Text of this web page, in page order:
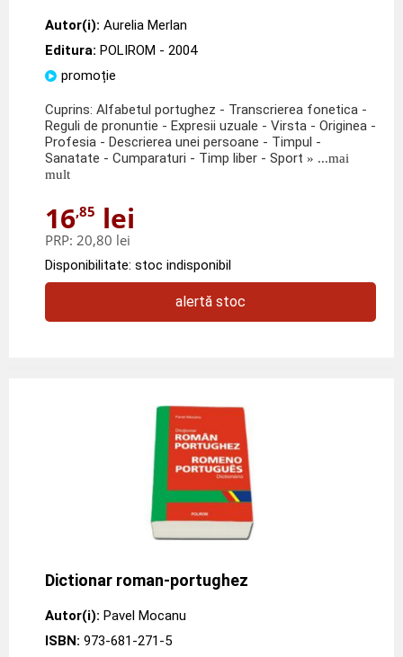
Autor(i): Aurelia Merlan
Editura: POLIROM - 2004
promoție
Cuprins: Alfabetul portughez - Transcrierea fonetica -
Reguli de pronuntie - Expresii uzuale - Virsta - Originea -
Profesia - Descrierea unei persoane - Timpul -
Sanatate - Cumparaturi - Timp liber - Sport » ...mai
mult
16,85 lei
PRP: 20,80 lei
Disponibilitate: stoc indisponibil
alertă stoc
Dictionar roman-portughez
Autor(i): Pavel Mocanu
ISBN: 973-681-271-5